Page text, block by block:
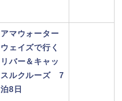
アマウォーター
ウェイズで行く
リバー＆キャッ
スルクルーズ 7
泊8日